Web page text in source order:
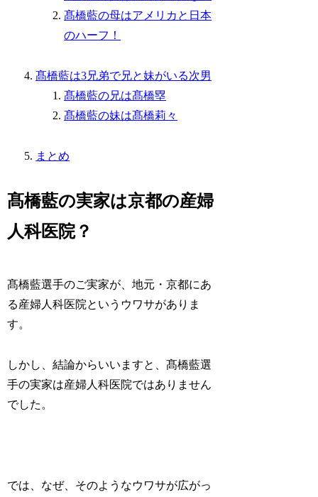
髙橋藍の母はアメリカと日本
のハーフ！
髙橋藍は3兄弟で兄と妹がいる次男
髙橋藍の兄は髙橋塁
髙橋藍の妹は髙橋莉々
まとめ
髙橋藍の実家は京都の産婦
人科医院？
髙橋藍選手のご実家が、地元・京都にあ
る産婦人科医院というウワサがありま
す。
しかし、結論からいいますと、髙橋藍選
手の実家は産婦人科医院ではありません
でした。
では、なぜ、そのようなウワサが広がっ